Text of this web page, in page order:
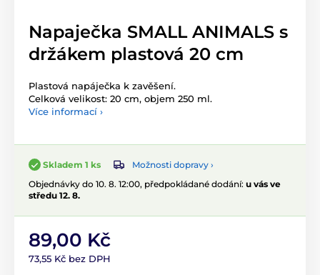
Napaječka SMALL ANIMALS s
držákem plastová 20 cm
Plastová napáječka k zavěšení.
Celková velikost: 20 cm, objem 250 ml.
Více informací ›
Skladem 1 ks
Možnosti dopravy ›
Objednávky do 10. 8. 12:00, předpokládané dodání: u vás ve
středu 12. 8.
89,00 Kč
73,55 Kč bez DPH